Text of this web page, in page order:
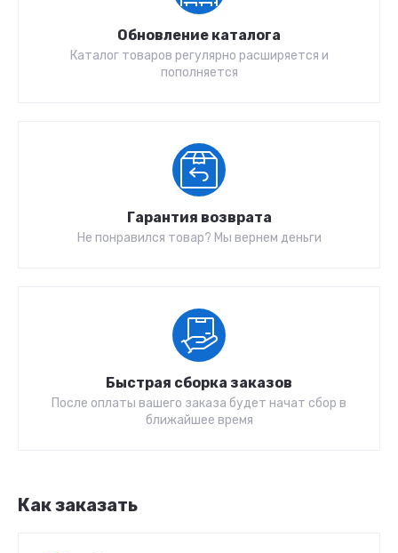
Обновление каталога
Каталог товаров регулярно расширяется и
пополняется
Гарантия возврата
Не понравился товар? Мы вернем деньги
Быстрая сборка заказов
После оплаты вашего заказа будет начат сбор в
ближайшее время
Как заказать